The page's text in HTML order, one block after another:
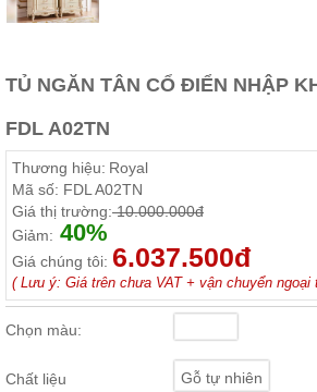
trà...
Thất
Ngủ
Giường
ngủ, tủ
áo, bàn
điểm
Nội
Thất
Phòng
Ăn
ghế
TỦ NGĂN TÂN CỔ ĐIỂN NHẬP
FDL A02TN
Thương hiệu: Royal
Mã số: FDL A02TN
Giá thị trường:10.000.000đ
Giảm: 40%
Giá chúng tôi: 6.037.500đ
( Lưu ý: Giá trên chưa VAT + vận chuyển ngoại
Chọn màu:
Chất liệu Gỗ tự nhiên